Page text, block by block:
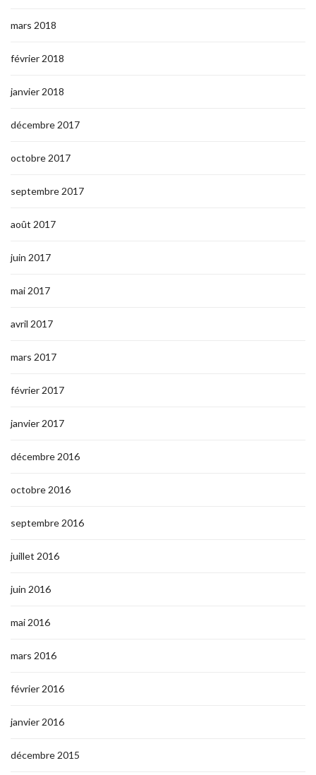
mars 2018
février 2018
janvier 2018
décembre 2017
octobre 2017
septembre 2017
août 2017
juin 2017
mai 2017
avril 2017
mars 2017
février 2017
janvier 2017
décembre 2016
octobre 2016
septembre 2016
juillet 2016
juin 2016
mai 2016
mars 2016
février 2016
janvier 2016
décembre 2015